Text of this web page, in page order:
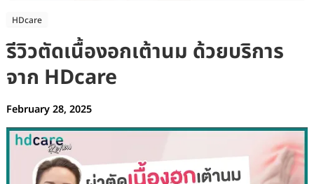
HDcare
รีวิวตัดเนื้องอกเต้านม ด้วยบริการ
จาก HDcare
February 28, 2025